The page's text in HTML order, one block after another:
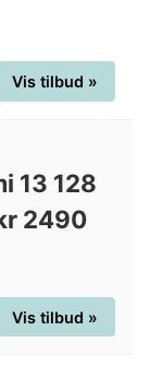
Vis tilbud »
13 128
2490
Vis tilbud »